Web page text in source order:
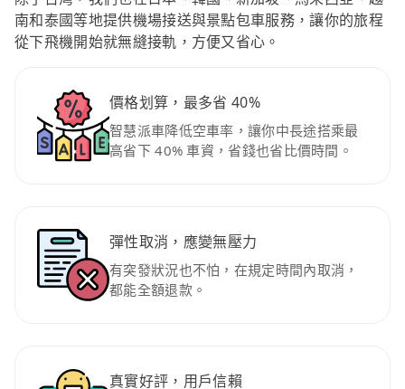
南和泰國等地提供機場接送與景點包車服務，讓你的旅程
從下飛機開始就無縫接軌，方便又省心。
價格划算，最多省 40%
智慧派車降低空車率，讓你中長途搭乘最
高省下 40% 車資，省錢也省比價時間。
彈性取消，應變無壓力
有突發狀況也不怕，在規定時間內取消，
都能全額退款。
真實好評，用戶信賴